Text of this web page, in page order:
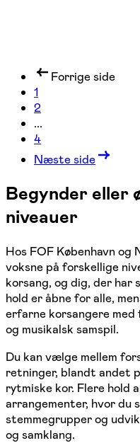
Forrige side
1
2
...
4
Næste side
Begynder eller
niveauer
Hos FOF København
voksne på forskellige
korsang, og dig, der har
hold er åbne for alle,
erfarne korsangere
og musikalsk samspil.
Du kan vælge mellem
retninger, blandt andet
rytmiske kor. Flere hold
arrangementer, hvor du
stemmegrupper og
og samklang.